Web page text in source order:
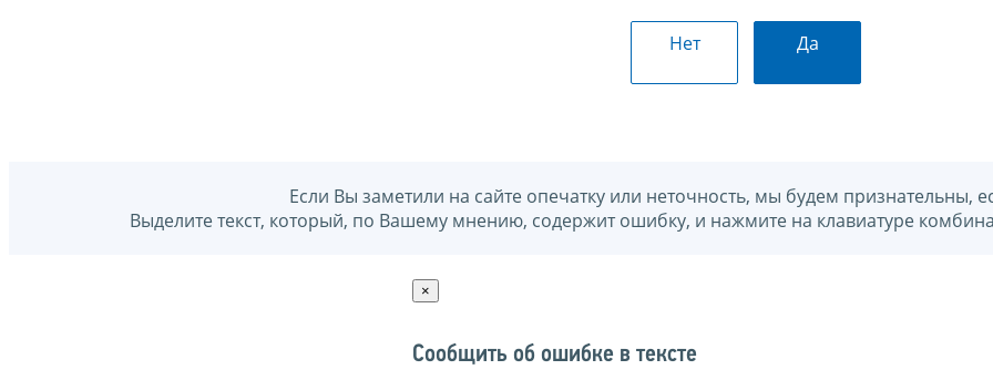
Нет Да
Если Вы заметили на сайте опечатку или неточность, мы будем признательны,
Выделите текст, который, по Вашему мнению, содержит ошибку, и нажмите на клавиатуре
×
Сообщить об ошибке в тексте